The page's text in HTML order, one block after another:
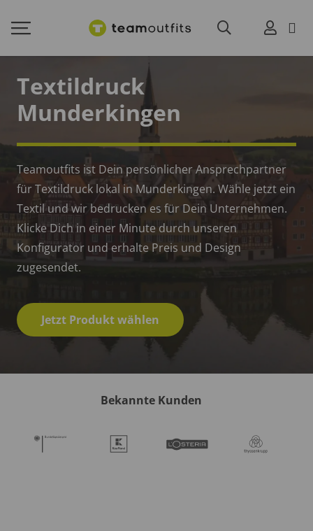
Textildruck
Munderkingen
Teamoutfits ist Dein persönlicher Ansprechpartner
für Textildruck lokal in Munderkingen. Wähle jetzt ein
Textil und wir bedrucken es für Dein Unternehmen.
Klicke Dich in einer Minute durch unseren
Konfigurator und erhalte Preis und Design
zugesendet.
Jetzt Produkt wählen
Bekannte Kunden